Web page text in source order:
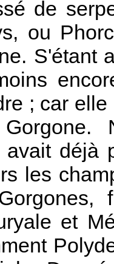
de
ou
S'étant
; car
avait déjà
les
et